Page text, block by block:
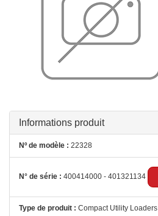
Informations produit
Nº de modèle : 22328
N° de série : 400414000 - 401321134
Type de produit : Compact Utility Loaders